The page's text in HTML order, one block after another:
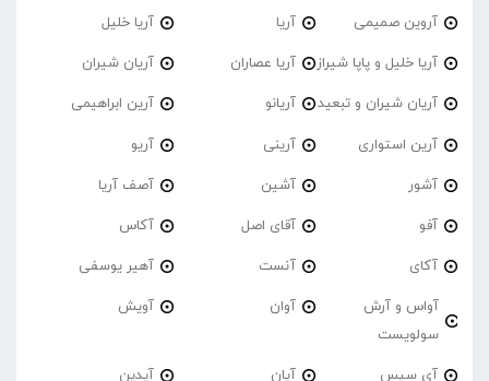
آروین صمیمی آریا آریا خلیل
آریا خلیل و پاپا شیراز آریا عصاران آریان شیران
آریان شیران و تبعید آریانو آرین ابراهیمی
آرین استواری آرینی آریو
آشور آشین آصف آریا
آفو آقای اصل آکاس
آکای آنست آهیر یوسفی
آواس و آرش
سولویست
آوان آویش
آی سیس آیان آیدین